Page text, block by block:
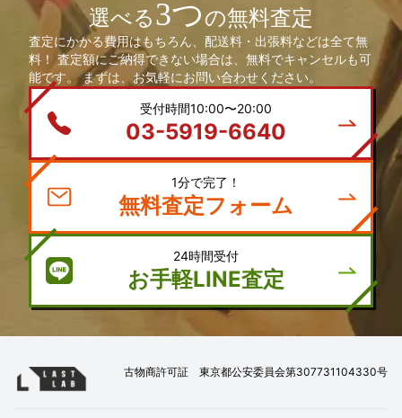
選べる3つの無料査定
査定にかかる費用はもちろん、配送料・出張料などは全て無
料！ 査定額にご納得できない場合は、無料でキャンセルも可
能です。 まずは、お気軽にお問い合わせください。
受付時間10:00〜20:00
03-5919-6640
1分で完了！
無料査定フォーム
24時間受付
お手軽LINE査定
古物商許可証 東京都公安委員会第307731104330号